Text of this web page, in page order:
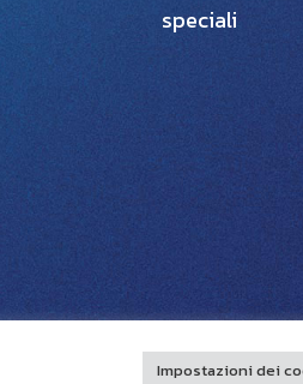
speciali
Impostazioni dei
questa